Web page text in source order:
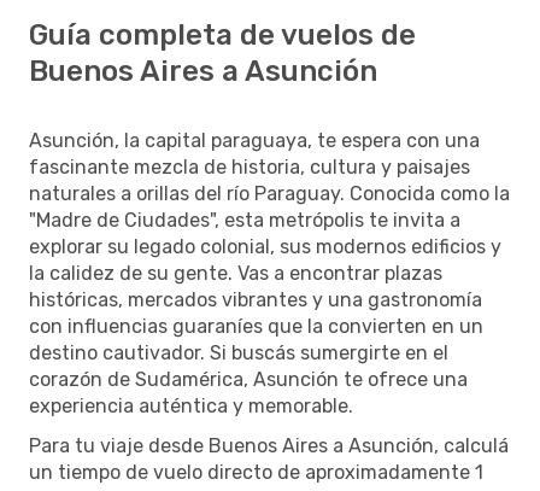
Guía completa de vuelos de
Buenos Aires a Asunción
Asunción, la capital paraguaya, te espera con una
fascinante mezcla de historia, cultura y paisajes
naturales a orillas del río Paraguay. Conocida como la
"Madre de Ciudades", esta metrópolis te invita a
explorar su legado colonial, sus modernos edificios y
la calidez de su gente. Vas a encontrar plazas
históricas, mercados vibrantes y una gastronomía
con influencias guaraníes que la convierten en un
destino cautivador. Si buscás sumergirte en el
corazón de Sudamérica, Asunción te ofrece una
experiencia auténtica y memorable.
Para tu viaje desde Buenos Aires a Asunción, calculá
un tiempo de vuelo directo de aproximadamente 1